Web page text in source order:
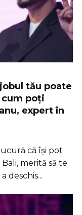
tău poate
poți
expert în
că își pot
merită să te
deschis...